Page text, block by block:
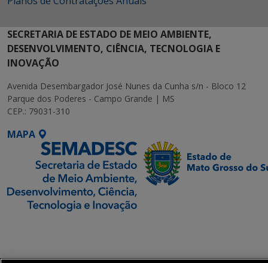
SECRETARIA DE ESTADO DE MEIO AMBIENTE,
DESENVOLVIMENTO, CIÊNCIA, TECNOLOGIA E
INOVAÇÃO
Avenida Desembargador José Nunes da Cunha s/n - Bloco 12
Parque dos Poderes - Campo Grande | MS
CEP.: 79031-310
MAPA
Transformação Digital